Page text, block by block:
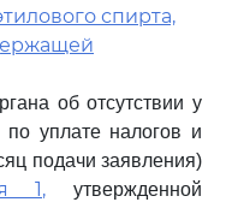
спирта,
об отсутствии у
по уплате налогов и
подачи заявления)
1, утвержденной